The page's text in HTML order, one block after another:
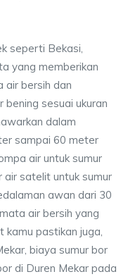
seperti Bekasi,
yang memberikan
air bersih dan
bening sesuai ukuran
dalam
sampai 60 meter
air untuk sumur
satelit untuk sumur
awan dari 30
air bersih yang
kamu pastikan juga,
biaya sumur bor
di Duren Mekar pada